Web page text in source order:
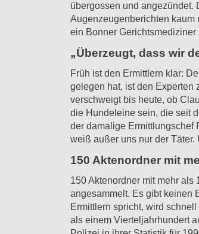
übergossen und angezündet.
Augenzeugenberichten kaum
ein Bonner Gerichtsmediziner
„Überzeugt, dass wir
Früh ist den Ermittlern klar:
gelegen hat, ist den Experten
verschweigt bis heute, ob
die Hundeleine sein, die seit
der damalige Ermittlungschef
weiß außer uns nur der Täter.
150 Aktenordner mit
150 Aktenordner mit mehr
angesammelt. Es gibt keinen
Ermittlern spricht, wird
als einem Vierteljahrhundert